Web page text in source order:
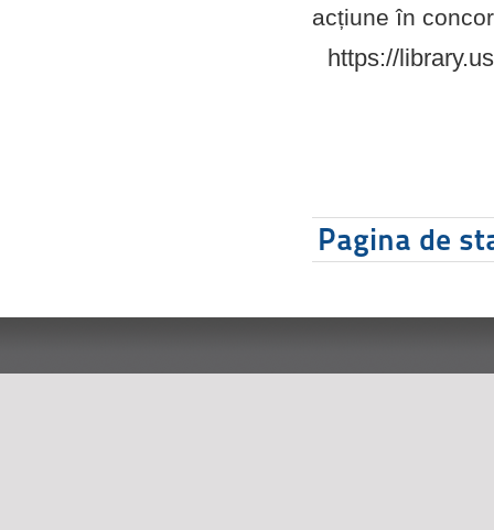
acțiune în
https://
Pagina de